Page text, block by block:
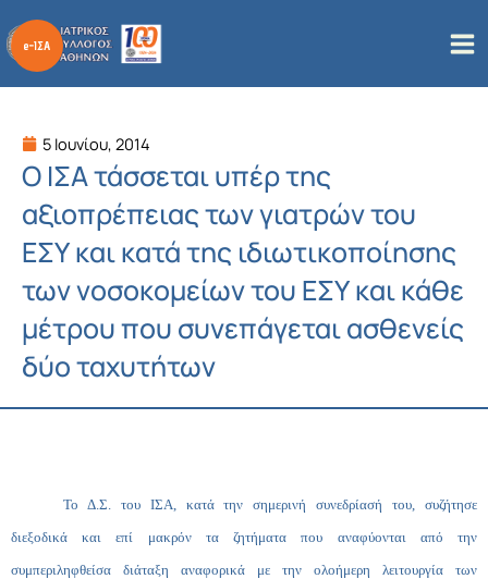
στο
περιεχόμενο
5 Ιουνίου, 2014
Ο ΙΣΑ τάσσεται υπέρ της
αξιοπρέπειας των γιατρών του
ΕΣΥ και κατά της ιδιωτικοποίησης
των νοσοκομείων του ΕΣΥ και κάθε
μέτρου που συνεπάγεται ασθενείς
δύο ταχυτήτων
Το Δ.Σ. του ΙΣΑ, κατά την σημερινή συνεδρίασή του, συζήτησε
διεξοδικά και επί μακρόν τα ζητήματα που αναφύονται από την
συμπεριληφθείσα διάταξη αναφορικά με την ολοήμερη λειτουργία των